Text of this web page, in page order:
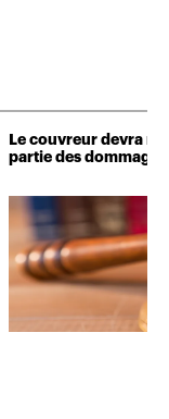
Le couvreur devra
partie des dommages